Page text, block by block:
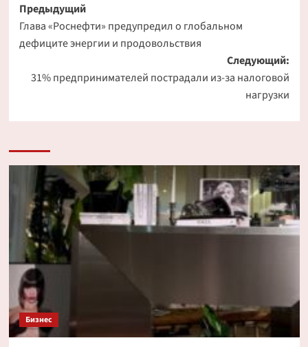
Навигация
записи
Предыдущий
Глава «Роснефти» предупредил о глобальном
дефиците энергии и продовольствия
Следующий:
31% предпринимателей пострадали из-за налоговой
нагрузки
Бизнес